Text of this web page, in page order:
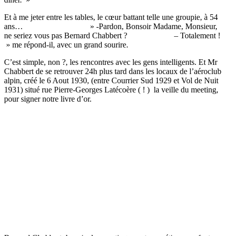
Et à me jeter entre les tables, le cœur battant telle une groupie, à 54
ans… » -Pardon, Bonsoir Madame, Monsieur,
ne seriez vous pas Bernard Chabbert ? – Totalement !
» me répond-il, avec un grand sourire.
C’est simple, non ?, les rencontres avec les gens intelligents. Et Mr
Chabbert de se retrouver 24h plus tard dans les locaux de l’aéroclub
alpin, créé le 6 Aout 1930, (entre Courrier Sud 1929 et Vol de Nuit
1931) situé rue Pierre-Georges Latécoère ( ! ) la veille du meeting,
pour signer notre livre d’or.